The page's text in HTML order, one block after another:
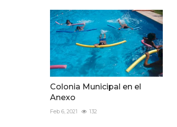
Colonia Municipal en el
Anexo
Feb 6, 2021 132